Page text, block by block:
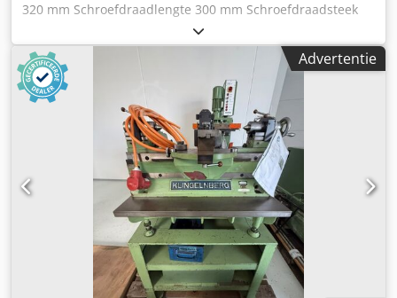
320 mm Schroefdraadlengte 300 mm Schroefdraadsteek
mm Totaal benodigd vermogen 90 kW Djdpfxjt Hwnpo Ah
Dewa Machinegewicht ca. 12000 kg Benodigde ruimte ca.
m Draad-/wormslijpmachine voor stuurworm Advertentie